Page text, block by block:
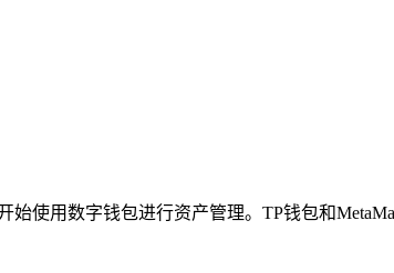
使用数字钱包进行资产管理。TP钱包和